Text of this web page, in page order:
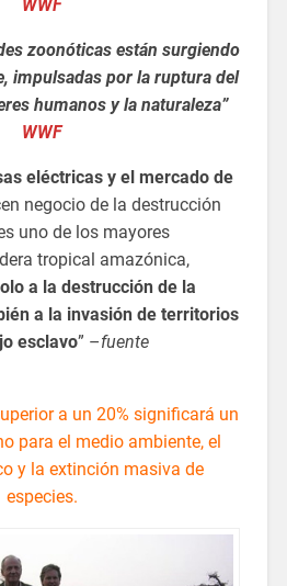
WWF
zoonóticas están surgiendo
impulsadas por la ruptura del
humanos y la naturaleza”
WWF
eléctricas y el mercado de
negocio de la destrucción
uno de los mayores
tropical amazónica,
a la destrucción de la
a la invasión de territorios
esclavo” –fuente
a un 20% significará un
para el medio ambiente, el
y la extinción masiva de
especies.